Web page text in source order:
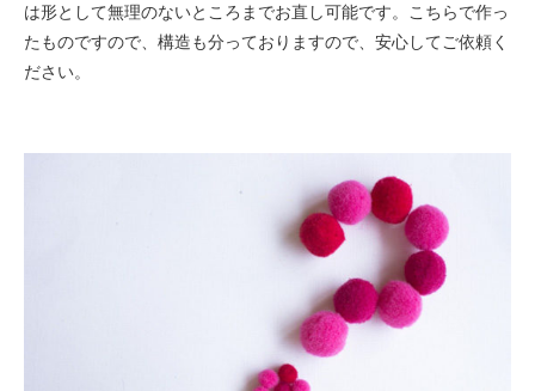
は形として無理のないところまでお直し可能です。こちらで作っ
たものですので、構造も分っておりますので、安心してご依頼く
ださい。